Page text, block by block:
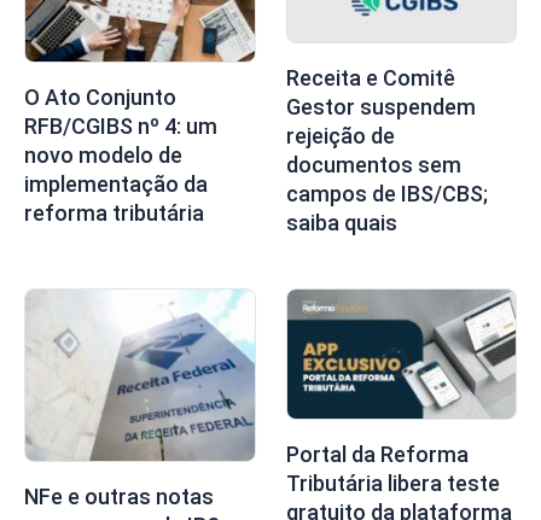
O Ato Conjunto
RFB/CGIBS nº 4: um
novo modelo de
implementação da
reforma tributária
Receita e Comitê
Gestor suspendem
rejeição de
documentos sem
campos de IBS/CBS;
saiba quais
NFe e outras notas
Portal da Reforma
Tributária libera teste
gratuito da plataforma